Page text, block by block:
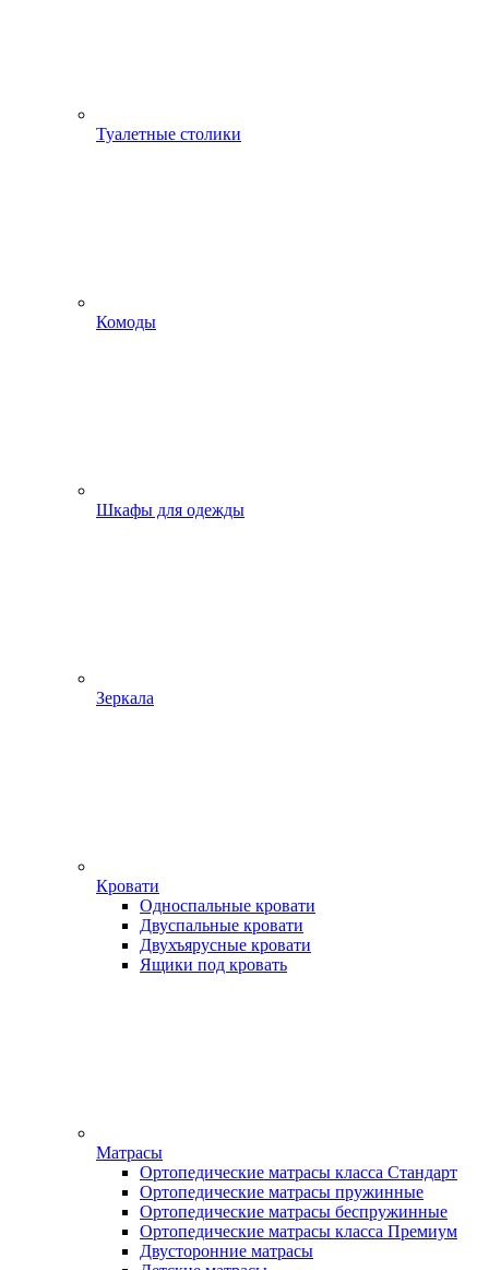
Туалетные столики
Комоды
Шкафы для одежды
Зеркала
Кровати
Односпальные кровати
Двуспальные кровати
Двухъярусные кровати
Ящики под кровать
Матрасы
Ортопедические матрасы класса Стандарт
Ортопедические матрасы пружинные
Ортопедические матрасы беспружинные
Ортопедические матрасы класса Премиум
Двусторонние матрасы